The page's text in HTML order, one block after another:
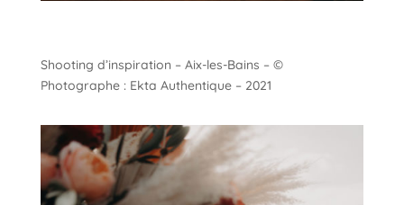
Shooting d’inspiration – Aix-les-Bains – ©
Photographe : Ekta Authentique – 2021